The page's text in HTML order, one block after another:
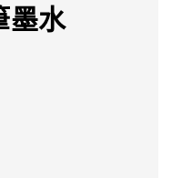
墨水